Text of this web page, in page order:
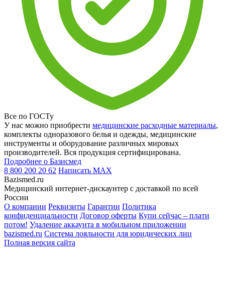
Все по ГОСТу
У нас можно приобрести медицинские расходные материалы,
комплекты одноразового белья и одежды, медицинские
инструменты и оборудование различных мировых
производителей. Вся продукция сертифицирована.
Подробнее о Базисмед
8 800 200 20 62 Написать MAX
Bazismed.ru
Медицинский интернет-дискаунтер с доставкой по всей
России
О компании Реквизиты Гарантии Политика
конфиденциальности Договор оферты Купи сейчас – плати
потом! Удаление аккаунта в мобильном приложении
bazismed.ru Система лояльности для юридических лиц
Полная версия сайта